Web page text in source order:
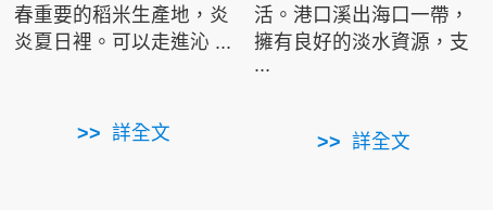
春重要的稻米生產地，炎
炎夏日裡。可以走進沁 ...
詳全文
活。港口溪出海口一帶，
擁有良好的淡水資源，支
...
詳全文